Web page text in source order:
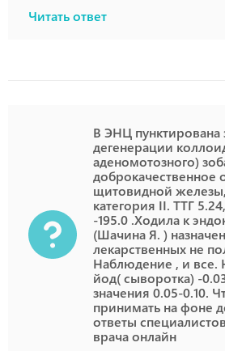
Читать ответ
В ЭНЦ пунктирована
дегенерации
аденомотозного)
доброкачественное
щитовидной железы,
категория II. ТТГ
-195.0 .Ходила к
(Шачина Я. )
лекарственных не
Наблюдение , и все.
йод( сыворотка) -
значения 0.05-0.10.
принимать на фоне
ответы
врача онлайн